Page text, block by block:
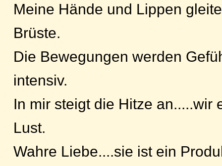
Meine Hände und Lippen
Brüste.
Die Bewegungen werden
intensiv.
In mir steigt die Hitze an.....wir
Lust.
Wahre Liebe....sie ist ein